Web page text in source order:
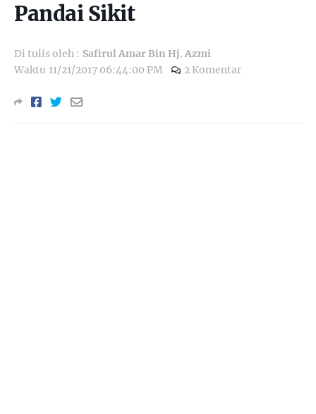
Pandai Sikit
Di tulis oleh : Safirul Amar Bin Hj. Azmi
Waktu 11/21/2017 06:44:00 PM 2 Komentar